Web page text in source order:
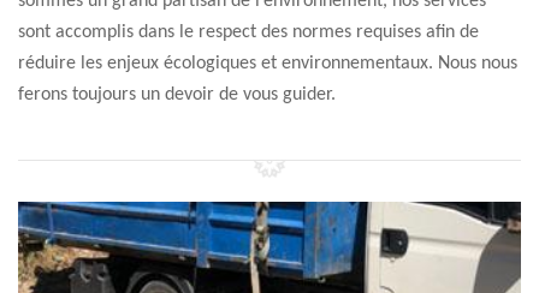
sont accomplis dans le respect des normes requises afin de
réduire les enjeux écologiques et environnementaux. Nous nous
ferons toujours un devoir de vous guider.